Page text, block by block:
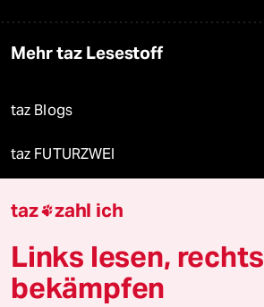
Mehr taz Lesestoff
taz Blogs
taz FUTURZWEI
taz Archiv
taz zahl ich
Links lesen, rechts
bekämpfen